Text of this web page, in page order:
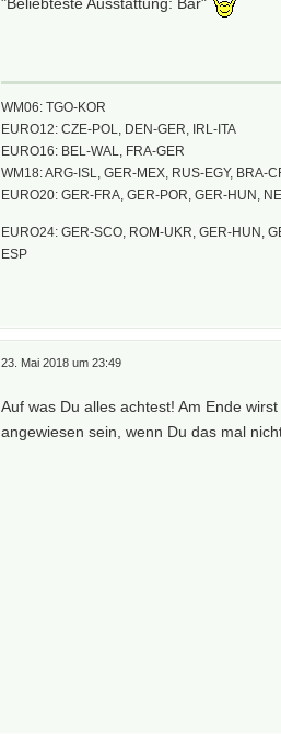
"Beliebteste Ausstattung: Bar"
WM06: TGO-KOR
EURO12: CZE-POL, DEN-GER, IRL-ITA
EURO16: BEL-WAL, FRA-GER
WM18: ARG-ISL, GER-MEX, RUS-EGY, BRA-
EURO20: GER-FRA, GER-POR, GER-HUN,
EURO24: GER-SCO, ROM-UKR, GER-HUN,
ESP
23. Mai 2018 um 23:49
Auf was Du alles achtest! Am Ende
angewiesen sein, wenn Du das mal